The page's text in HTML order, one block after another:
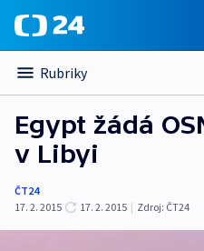
Rubriky
Egypt žádá
v Libyi
ČT24
17. 2. 2015
17. 2. 2015 | Zdroj: ČT24